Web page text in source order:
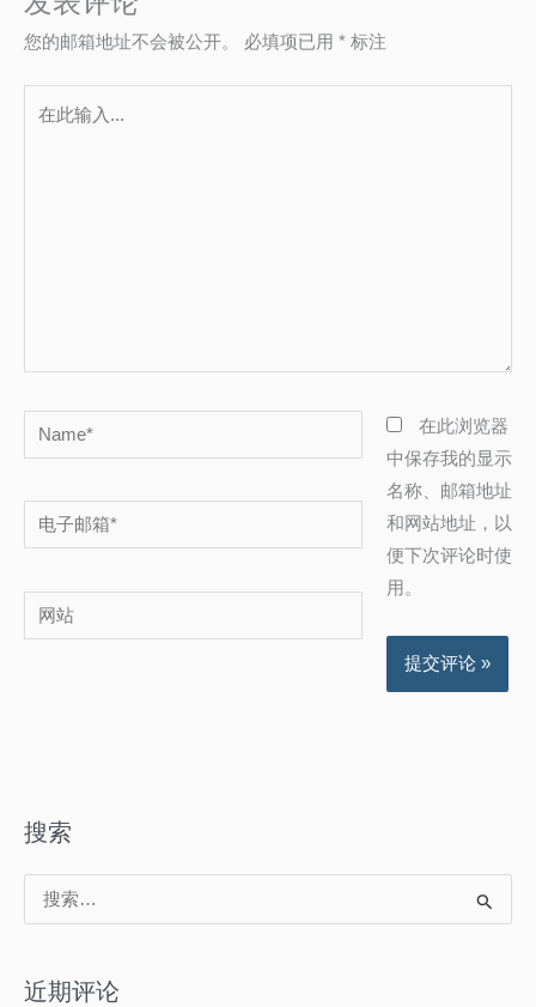
您的邮箱地址不会被公开。 必填项已用 * 标注
Name*
电
子
箱
*
网
站
在此浏览器
中保存我的显示
名称、邮箱地址
和网站地址，以
便下次评论时使
用。
搜索
索
近期评论